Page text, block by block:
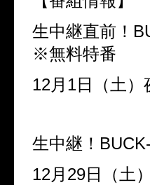
生中継直前！
※無料特番
12月1日（土
生中継！
12月29日（土